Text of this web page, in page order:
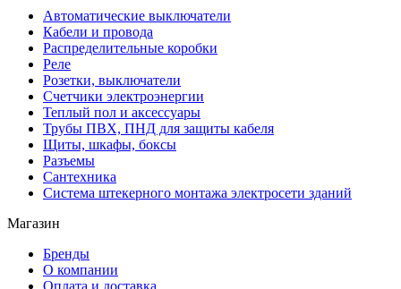
Автоматические выключатели
Кабели и провода
Распределительные коробки
Реле
Розетки, выключатели
Счетчики электроэнергии
Теплый пол и аксессуары
Трубы ПВХ, ПНД для защиты кабеля
Щиты, шкафы, боксы
Разъемы
Сантехника
Система штекерного монтажа электросети зданий
Магазин
Бренды
О компании
Оплата и доставка